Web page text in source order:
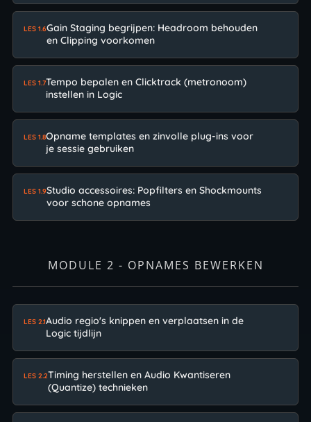
LES 1.6Gain Staging begrijpen: Headroom behouden
en Clipping voorkomen
LES 1.7Tempo bepalen en Clicktrack (metronoom)
instellen in Logic
LES 1.8Opname templates en zinvolle plug-ins voor
je sessie gebruiken
LES 1.9Studio accessoires: Popfilters en Shockmounts
voor schone opnames
MODULE 2 - OPNAMES BEWERKEN
LES 2.1Audio regio's knippen en verplaatsen in de
Logic tijdlijn
LES 2.2Timing herstellen en Audio Kwantiseren
(Quantize) technieken